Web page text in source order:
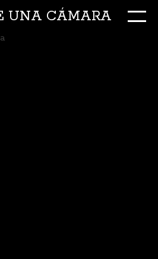
UNA CÁMARA